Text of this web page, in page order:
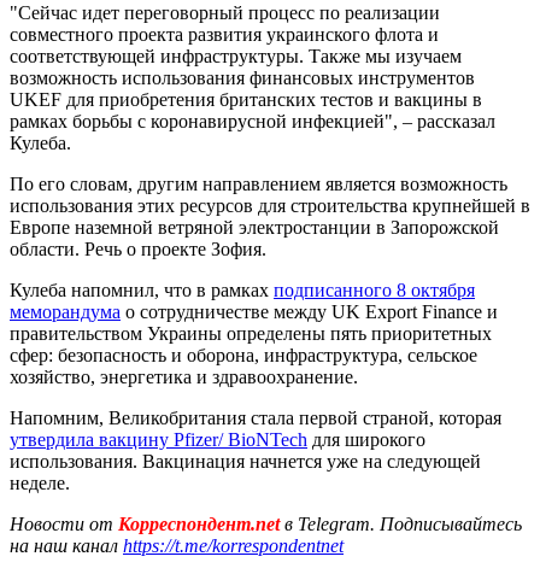
"Сейчас идет переговорный процесс по реализации
совместного проекта развития украинского флота и
соответствующей инфраструктуры. Также мы изучаем
возможность использования финансовых инструментов
UKEF для приобретения британских тестов и вакцины в
рамках борьбы с коронавирусной инфекцией", – рассказал
Кулеба.
По его словам, другим направлением является возможность
использования этих ресурсов для строительства крупнейшей в
Европе наземной ветряной электростанции в Запорожской
области. Речь о проекте Зофия.
Кулеба напомнил, что в рамках подписанного 8 октября
меморандума о сотрудничестве между UK Export Finance и
правительством Украины определены пять приоритетных
сфер: безопасность и оборона, инфраструктура, сельское
хозяйство, энергетика и здравоохранение.
Напомним, Великобритания стала первой страной, которая
утвердила вакцину Pfizer/ BioNTech для широкого
использования. Вакцинация начнется уже на следующей
неделе.
Новости от Корреспондент.netв Telegram. Подписывайтесь
на наш канал https://t.me/korrespondentnet